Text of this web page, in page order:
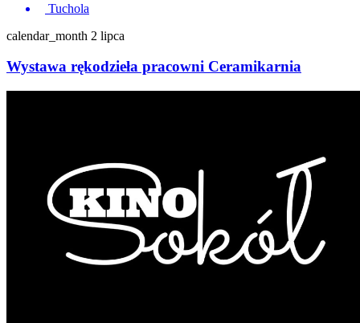
Tuchola
calendar_month 2 lipca
Wystawa rękodzieła pracowni Ceramikarnia